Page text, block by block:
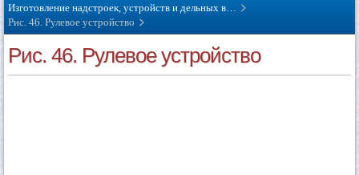
Изготовление надстроек, устройств и дельных в…
Рис. 46. Рулевое устройство
Рис. 46. Рулевое устройство